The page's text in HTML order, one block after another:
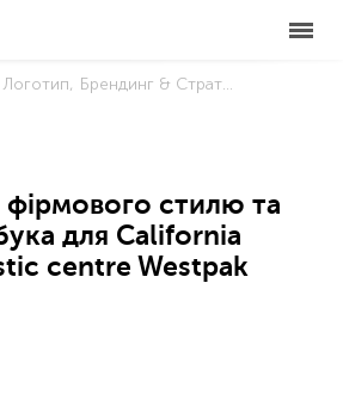
Логотип
Брендинг & Стратегія
фірмового стилю та
для California
centre Westpak